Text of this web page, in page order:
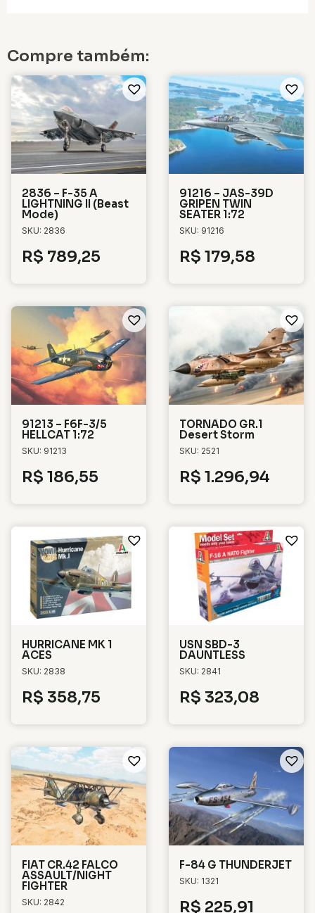
Compre também:
2836 – F-35 A
LIGHTNING II (Beast
Mode)
SKU: 2836
R$ 789,25
91216 – JAS-39D
GRIPEN TWIN
SEATER 1:72
SKU: 91216
R$ 179,58
91213 – F6F-3/5
HELLCAT 1:72
SKU: 91213
R$ 186,55
TORNADO GR.1
Desert Storm
SKU: 2521
R$ 1.296,94
HURRICANE MK 1
ACES
SKU: 2838
R$ 358,75
USN SBD-3
DAUNTLESS
SKU: 2841
R$ 323,08
FIAT CR.42 FALCO
ASSAULT/NIGHT
FIGHTER
SKU: 2842
F-84 G THUNDERJET
SKU: 1321
R$ 225,91